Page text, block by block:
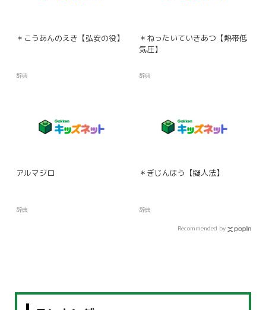
＊こうあんのえき【弘安の役】
辞典
＊ねったいていきあつ【熱帯低
気圧】
辞典
アルマジロ
辞典
＊ぎじんほう【擬人法】
辞典
Recommended by